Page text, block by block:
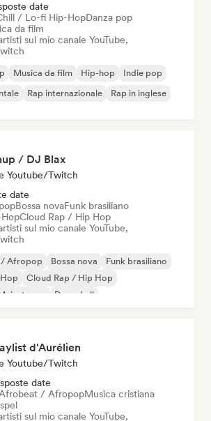
date
/ Lo-fi Hip-HopDanza pop
da film
sul mio canale YouTube,
Musica da film Hip-hop
Indie pop
Rap internazionale Rap in inglese
/ DJ Blax
Youtube/Twitch
date
Bossa novaFunk brasiliano
Cloud Rap / Hip Hop
sul mio canale YouTube,
Afropop Bossa nova
Funk brasiliano
Cloud Rap / Hip Hop
Dancehall
d'Aurélien
Youtube/Twitch
date
/ AfropopMusica cristiana
sul mio canale YouTube,